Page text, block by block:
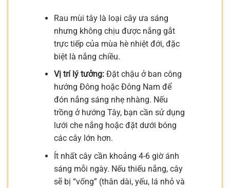
Rau mùi tây là loại cây ưa sáng
nhưng không chịu được nắng gắt
trực tiếp của mùa hè nhiệt đới, đặc
biệt là nắng chiều.
Vị trí lý tưởng:Đặt chậu ở ban công
hướng Đông hoặc Đông Nam để
đón nắng sáng nhẹ nhàng. Nếu
trồng ở hướng Tây, bạn cần sử dụng
lưới che nắng hoặc đặt dưới bóng
các cây lớn hơn.
Ít nhất cây cần khoảng 4-6 giờ ánh
sáng mỗi ngày. Nếu thiếu nắng, cây
sẽ bị “vống” (thân dài, yếu, lá nhỏ và